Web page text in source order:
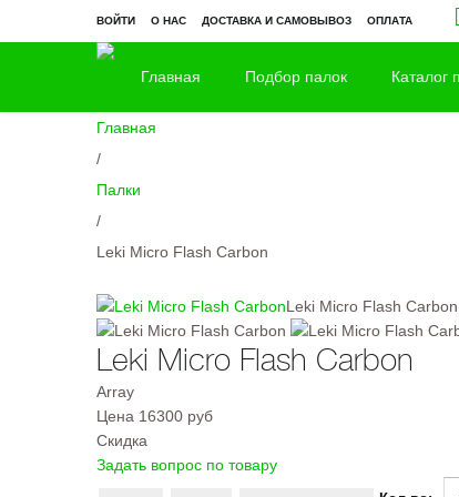
ВОЙТИ О НАС ДОСТАВКА И САМОВЫВОЗ ОПЛАТА
Главная Подбор палок Каталог
Главная
/
Палки
/
Leki Micro Flash Carbon
Leki Micro Flash Carbon
Leki Micro Flash Carbon
Array
Цена 16300 руб
Скидка
Задать вопрос по товару